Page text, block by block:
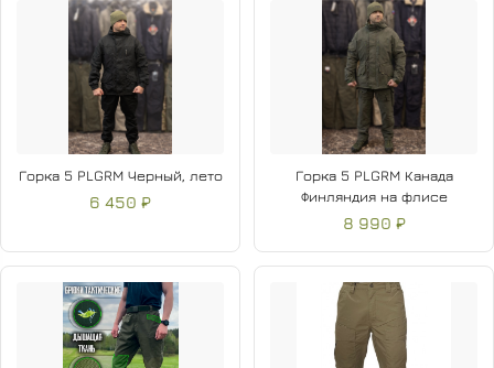
Горка 5 PLGRM Черный, лето
6 450 ₽
Горка 5 PLGRM Канада
Финляндия на флисе
8 990 ₽